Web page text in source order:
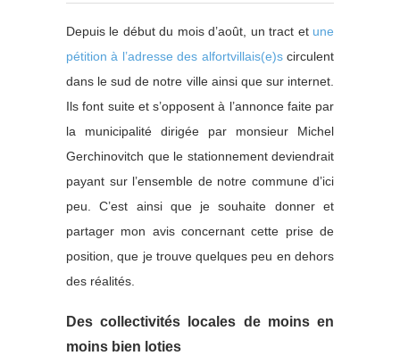
Depuis le début du mois d’août, un tract et une
pétition à l’adresse des alfortvillais(e)scirculent
dans le sud de notre ville ainsi que sur internet.
Ils font suite et s’opposent à l’annonce faite par
la municipalité dirigée par monsieur Michel
Gerchinovitch que le stationnement deviendrait
payant sur l’ensemble de notre commune d’ici
peu. C’est ainsi que je souhaite donner et
partager mon avis concernant cette prise de
position, que je trouve quelques peu en dehors
des réalités.
Des collectivités locales de moins en
moins bien loties